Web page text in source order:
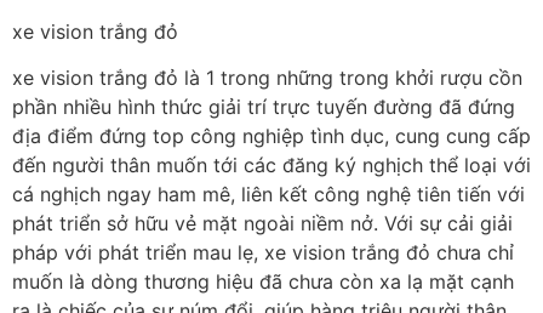
xe vision trắng đỏ
xe vision trắng đỏ là 1 trong những trong khởi rượu cồn
phần nhiều hình thức giải trí trực tuyến đường đã đứng
địa điểm đứng top công nghiệp tình dục, cung cung cấp
đến người thân muốn tới các đăng ký nghịch thể loại với
cá nghịch ngay ham mê, liên kết công nghệ tiên tiến với
phát triển sở hữu vẻ mặt ngoài niềm nở. Với sự cải giải
pháp với phát triển mau lẹ, xe vision trắng đỏ chưa chỉ
muốn là dòng thương hiệu đã chưa còn xa lạ mặt cạnh